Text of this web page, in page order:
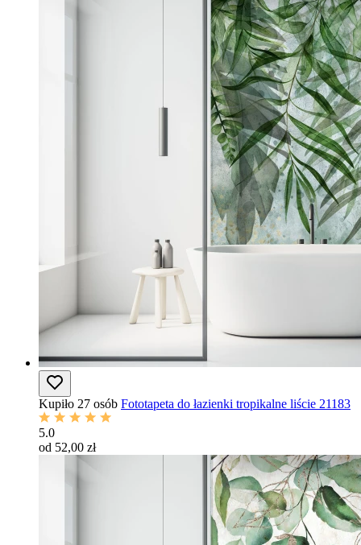
Kupiło 27 osób Fototapeta do łazienki tropikalne liście 21183
5.0
od 52,00 zł